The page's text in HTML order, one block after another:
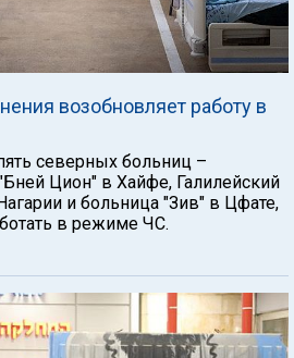
возобновляет работу в
северных больниц –
Цион" в Хайфе, Галилейский
и больница "Зив" в Цфате,
в режиме ЧС.